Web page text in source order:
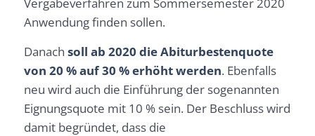
Anwendung finden sollen.
Danach soll ab 2020 die Abiturbestenquote
von 20 % auf 30 % erhöht werden. Ebenfalls
neu wird auch die Einführung der sogenannten
Eignungsquote mit 10 % sein. Der Beschluss wird
damit begründet, dass die